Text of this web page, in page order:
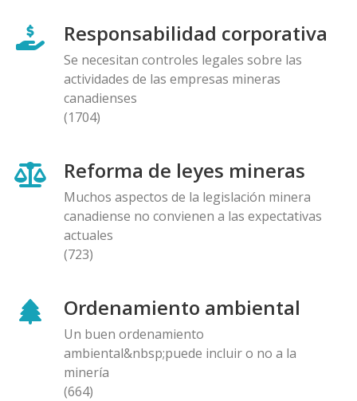
Responsabilidad corporativa
Se necesitan controles legales sobre las
actividades de las empresas mineras
canadienses
(1704)
Reforma de leyes mineras
Muchos aspectos de la legislación minera
canadiense no convienen a las expectativas
actuales
(723)
Ordenamiento ambiental
Un buen ordenamiento
ambiental&nbsp;puede incluir o no a la
minería
(664)